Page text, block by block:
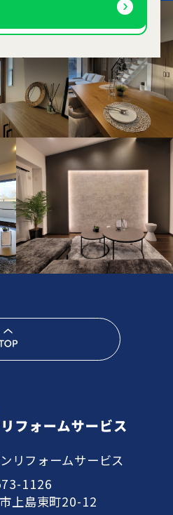
リフォームサービス
1126
上島東町20-12